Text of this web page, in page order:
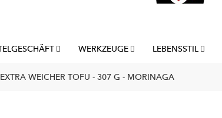
WERKZEUGE LEBENSSTIL
EXTRA WEICHER TOFU - 307 G - MORINAGA